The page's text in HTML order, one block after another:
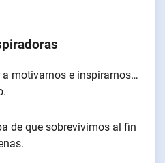
a motivarnos e inspirarnos…
de que sobrevivimos al fin